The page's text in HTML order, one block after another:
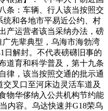
条：车辆、行人该当按照交
统和各地市平易近公约、村
产运营者该当采纳办法，磅
先辈典型，乌海市海勃湾
日解封。不代表磅礴旧事的
道育和科学普及，第十九条
律，该当按照交通的批示通
叉口至河床边灵活车道及
物华侈纳入公共机构节约能
内容。乌达快速并G18荣乌